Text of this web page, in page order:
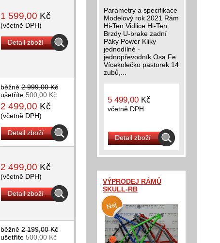
1 599,00 Kč
(včetně DPH)
Detail zboží
běžně 2 999,00 Kč
ušetříte 500,00 Kč
2 499,00 Kč
(včetně DPH)
Detail zboží
2 499,00 Kč
(včetně DPH)
Detail zboží
běžně 2 199,00 Kč
ušetříte 500,00 Kč
Parametry a specifikace
Modelový rok 2021 Rám
Hi-Ten Vidlice Hi-Ten
Brzdy U-brake zadní
Páky Power Kliky
jednodílné -
jednopřevodník Osa Fe
Vícekolečko pastorek 14
zubů,...
5 499,00 Kč
včetně DPH
Detail zboží
VÝPRODEJ RÁMŮ
SKULL-RB